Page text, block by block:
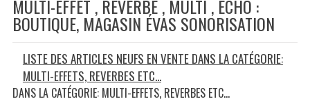
Location De Matériel
Le Matériel D´occasion
Recherche Avancée
MULTI-EFFET , REVERBE , MULTI , ECHO :
BOUTIQUE, MAGASIN ÉVAS SONORISATION
LISTE DES ARTICLES NEUFS EN VENTE DANS LA CATÉGORIE:
MULTI-EFFETS, REVERBES ETC...
DANS LA CATÉGORIE: MULTI-EFFETS, REVERBES ETC...